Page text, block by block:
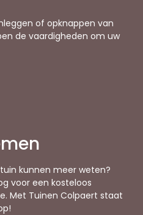
of opknappen van
de vaardigheden om uw
kunnen meer weten?
voor een kosteloos
Met Tuinen Colpaert staat